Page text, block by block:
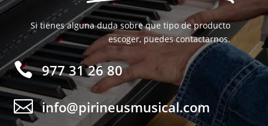
Si tienes alguna duda sobre que tipo de producto
escoger, puedes contactarnos.
 977 31 26 80
 info@pirineusmusical.com